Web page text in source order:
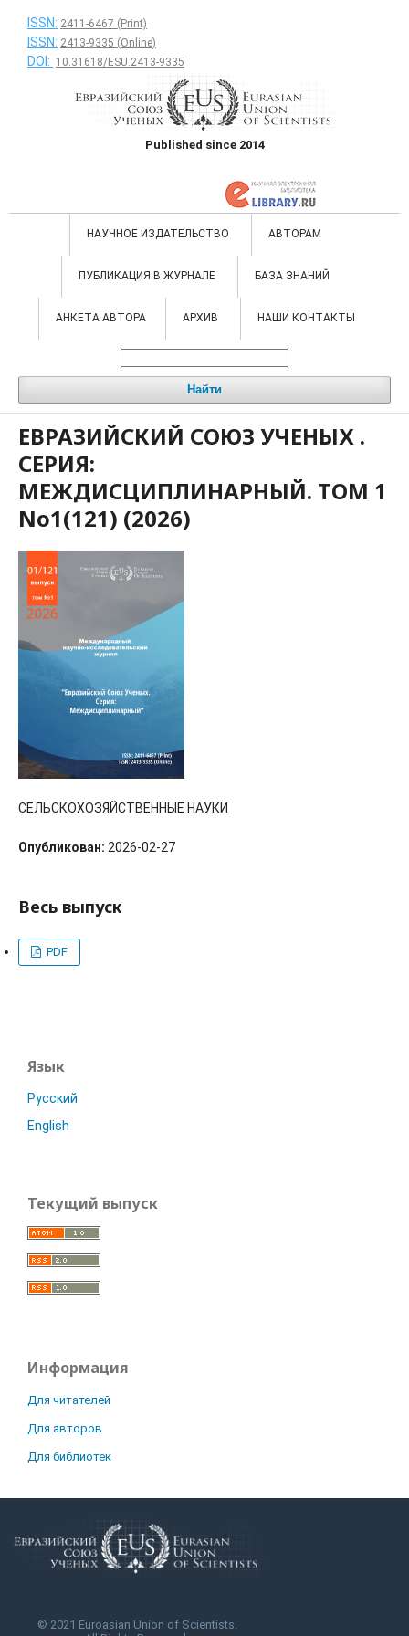
ISSN: 2411-6467 (Print)
ISSN: 2413-9335 (Online)
DOI: 10.31618/ESU.2413-9335
Published since 2014
НАУЧНОЕ ИЗДАТЕЛЬСТВО АВТОРАМ
ПУБЛИКАЦИЯ В ЖУРНАЛЕ БАЗА ЗНАНИЙ
АНКЕТА АВТОРА АРХИВ НАШИ КОНТАКТЫ
Найти
ЕВРАЗИЙСКИЙ СОЮЗ УЧЕНЫХ .
СЕРИЯ:
МЕЖДИСЦИПЛИНАРНЫЙ. ТОМ 1
No1(121) (2026)
СЕЛЬСКОХОЗЯЙСТВЕННЫЕ НАУКИ
Опубликован: 2026-02-27
Весь выпуск
PDF
Язык
Русский
English
Текущий выпуск
Информация
Для читателей
Для авторов
Для библиотек
© 2021 Euroasian Union of Scientists.